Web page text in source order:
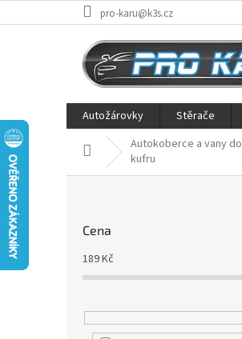
na
pro-karu@k3s.cz
Autožárovky Stěrače
Domů Autokoberce a vany do
kufru
Cena
189Kč